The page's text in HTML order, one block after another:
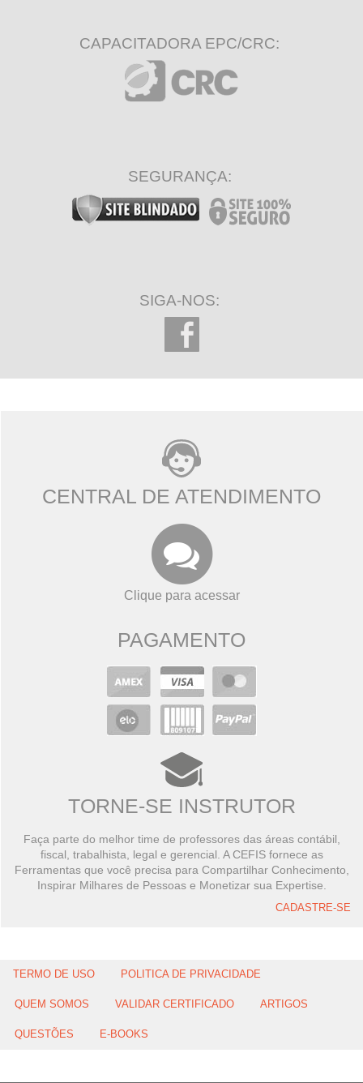
CAPACITADORA EPC/CRC:
SEGURANÇA:
SIGA-NOS:
CENTRAL DE ATENDIMENTO
Clique para acessar
PAGAMENTO
TORNE-SE INSTRUTOR
Faça parte do melhor time de professores das áreas contábil,
fiscal, trabalhista, legal e gerencial. A CEFIS fornece as
Ferramentas que você precisa para Compartilhar Conhecimento,
Inspirar Milhares de Pessoas e Monetizar sua Expertise.
CADASTRE-SE
TERMO DE USO POLITICA DE PRIVACIDADE
QUEM SOMOS VALIDAR CERTIFICADO ARTIGOS
QUESTÕES E-BOOKS